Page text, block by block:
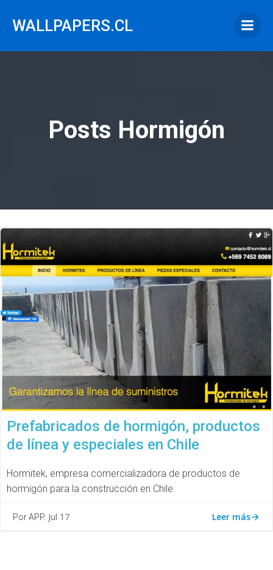
WALLPAPERS.CL
Posts Hormigón
Prefabricados de hormigón, productos
de línea y especiales en Chile
Hormitek, empresa comercializadora de productos de
hormigón para la construcción en Chile.
Por APP. Jul 17 Leer más